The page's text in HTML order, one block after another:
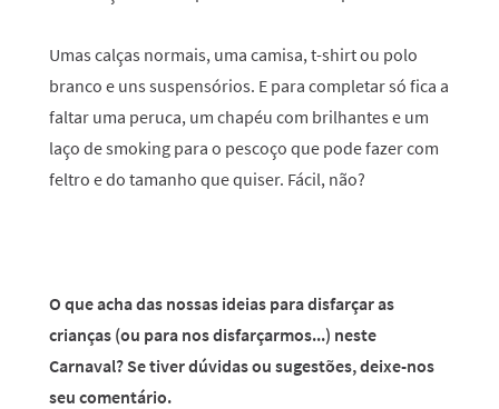
Umas calças normais, uma camisa, t-shirt ou polo
branco e uns suspensórios. E para completar só fica a
faltar uma peruca, um chapéu com brilhantes e um
laço de smoking para o pescoço que pode fazer com
feltro e do tamanho que quiser. Fácil, não?
O que acha das nossas ideias para disfarçar as
crianças (ou para nos disfarçarmos...) neste
Carnaval? Se tiver dúvidas ou sugestões, deixe-nos
seu comentário.